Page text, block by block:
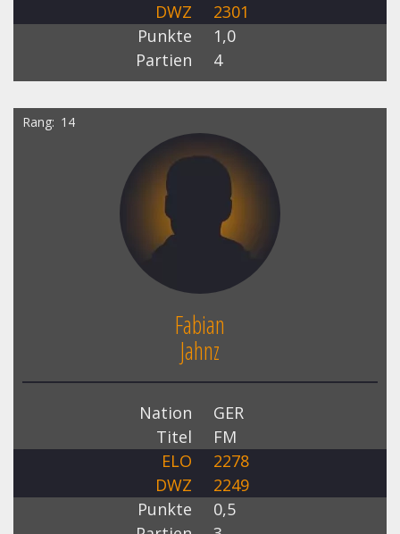
DWZ
2301
Punkte
1,0
Partien
4
Rang 14
Fabian
Jahnz
Nation
GER
Titel
FM
ELO
2278
DWZ
2249
Punkte
0,5